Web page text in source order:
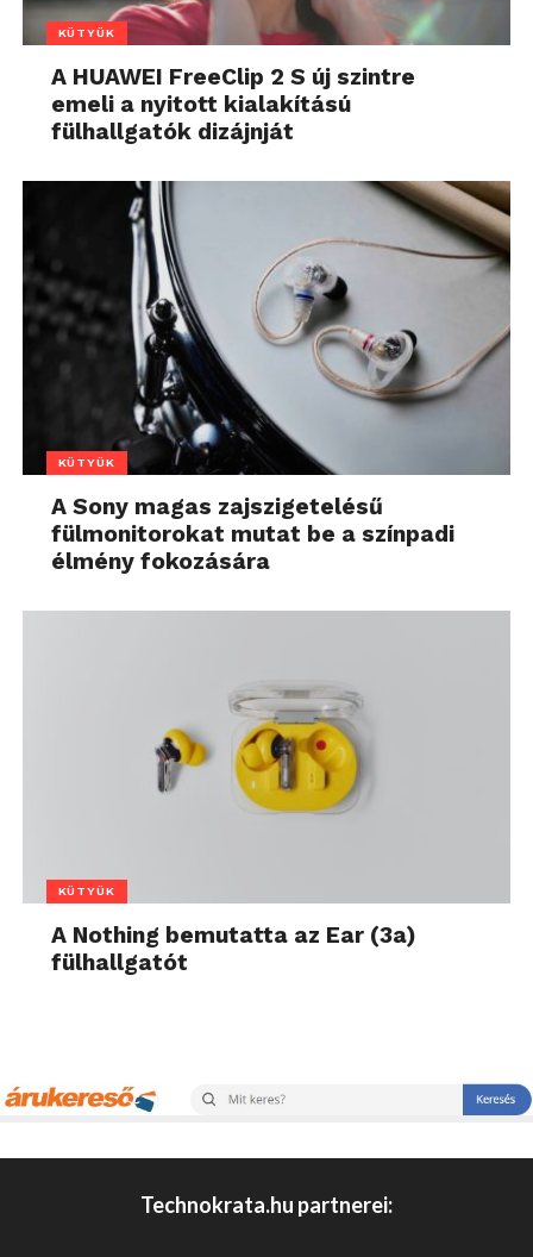
KÜTYÜK
A HUAWEI FreeClip 2 S új szintre
emeli a nyitott kialakítású
fülhallgatók dizájnját
KÜTYÜK
A Sony magas zajszigetelésű
fülmonitorokat mutat be a színpadi
élmény fokozására
KÜTYÜK
A Nothing bemutatta az Ear (3a)
fülhallgatót
Technokrata.hu partnerei: